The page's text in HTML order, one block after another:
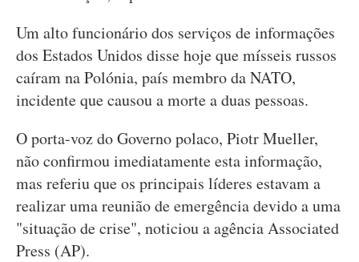
Um alto funcionário dos serviços de informações
dos Estados Unidos disse hoje que mísseis russos
caíram na Polónia, país membro da NATO,
incidente que causou a morte a duas pessoas.
O porta-voz do Governo polaco, Piotr Mueller,
não confirmou imediatamente esta informação,
mas referiu que os principais líderes estavam a
realizar uma reunião de emergência devido a uma
"situação de crise", noticiou a agência Associated
Press (AP).